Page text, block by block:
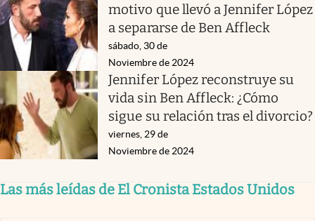
motivo que llevó a Jennifer López
a separarse de Ben Affleck
sábado, 30 de
Noviembre de 2024
Jennifer López reconstruye su
vida sin Ben Affleck: ¿Cómo
sigue su relación tras el divorcio?
viernes, 29 de
Noviembre de 2024
Las más leídas de El Cronista Estados Unidos